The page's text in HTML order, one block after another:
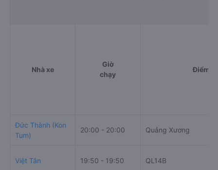
Nhà xe
Giờ
chạy
Điểm đi
Đức Thành (Kon
Tum)
20:00 - 20:00 Quảng Xương
Việt Tân 19:50 - 19:50 QL14B